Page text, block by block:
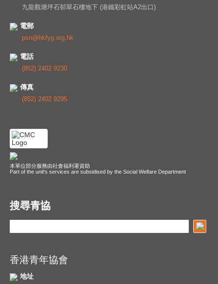
九龍觀塘坪石邨翠石樓地下 (港鐵彩虹站A2出口)
電郵
psn@hkfyg.org.hk
電話
(852) 2402 9230
傳真
(852) 2402 9295
本單位部分服務由社會福利署資助
Part of the unit's services are subsidised by the Social Welfare Department
搜尋青協
香港青年協會
地址